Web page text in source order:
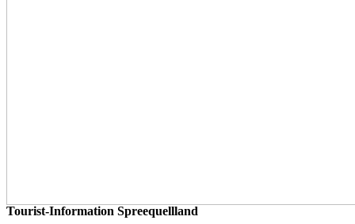
Tourist-Information Spreequellland